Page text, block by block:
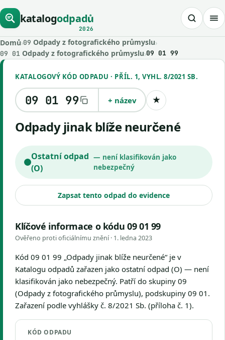
katalogodpadů
2026
Domů›09 Odpady z fotografického průmyslu›
09 01 Odpady z fotografického průmyslu›09 01 99
KATALOGOVÝ KÓD ODPADU · PŘÍL. 1, VYHL. 8/2021 SB.
09 01 99 + název ★Uložit kód
Odpady jinak blíže neurčené
Ostatní odpad
(O)
— není klasifikován jako
nebezpečný
Zapsat tento odpad do evidence
Klíčové informace o kódu 09 01 99
Ověřeno proti oficiálnímu znění · 1. ledna 2023
Kód 09 01 99 „Odpady jinak blíže neurčené“ je v
Katalogu odpadů zařazen jako ostatní odpad (O) — není
klasifikován jako nebezpečný. Patří do skupiny 09
(Odpady z fotografického průmyslu), podskupiny 09 01.
Zařazení podle vyhlášky č. 8/2021 Sb. (příloha č. 1).
KÓD ODPADU